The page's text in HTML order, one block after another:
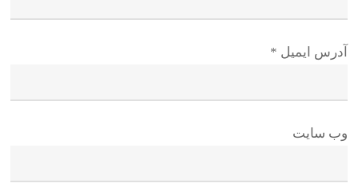
آدرس ایمیل *
وب سایت